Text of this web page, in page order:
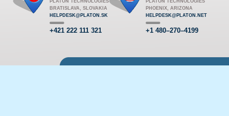
PLATON TECHNOLOGIES
BRATISLAVA, SLOVAKIA
HELPDESK@PLATON.SK
+421 222 111 321
PLATON TECHNOLOGIES
PHOENIX, ARIZONA
HELPDESK@PLATON.NET
+1 480–270–4199